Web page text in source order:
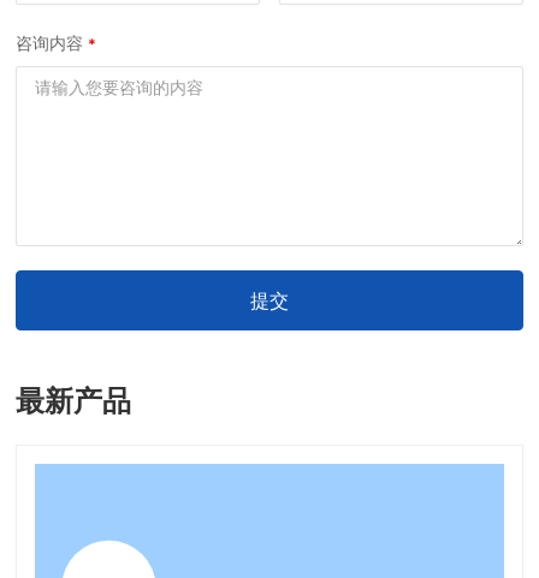
咨询内容
提交
最新产品